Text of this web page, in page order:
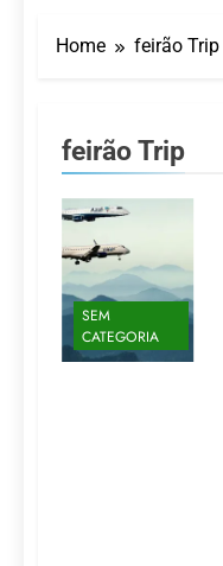
Home feirão Trip
feirão Trip
SEM
CATEGORIA